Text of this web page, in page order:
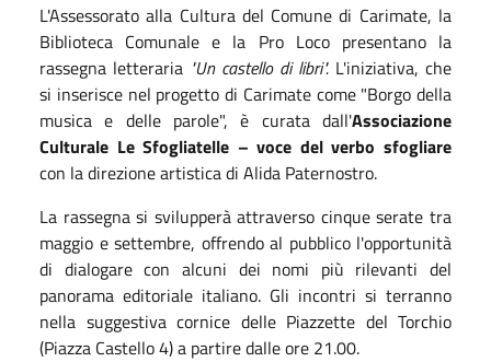
L'Assessorato alla Cultura del Comune di Carimate, la
Biblioteca Comunale e la Pro Loco presentano la
rassegna letteraria "Un castello di libri". L'iniziativa, che
si inserisce nel progetto di Carimate come "Borgo della
musica e delle parole", è curata dall'Associazione
Culturale Le Sfogliatelle – voce del verbo sfogliare
con la direzione artistica di Alida Paternostro.
La rassegna si svilupperà attraverso cinque serate tra
maggio e settembre, offrendo al pubblico l'opportunità
di dialogare con alcuni dei nomi più rilevanti del
panorama editoriale italiano. Gli incontri si terranno
nella suggestiva cornice delle Piazzette del Torchio
(Piazza Castello 4) a partire dalle ore 21.00.